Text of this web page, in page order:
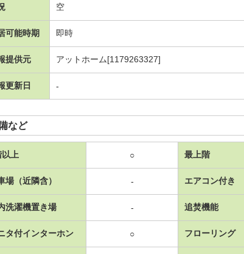
空
可能時期 即時
提供元 アットホーム[1179263327]
更新日 -
など
上 ○ 最上階
場（近隣含） - エアコン付き
洗濯機置き場 - 追焚機能
タ付インターホン ○ フローリング